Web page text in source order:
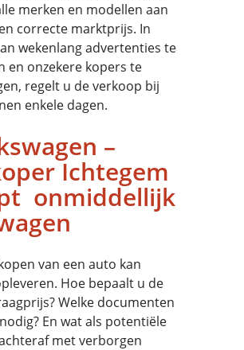
merken en modellen aan
correcte marktprijs. In
wekenlang advertenties te
en onzekere kopers te
regelt u de verkoop bij
enkele dagen.
–
Ichtegem
onmiddellijk
van een auto kan
Hoe bepaalt u de
Welke documenten
En wat als potentiële
met verborgen